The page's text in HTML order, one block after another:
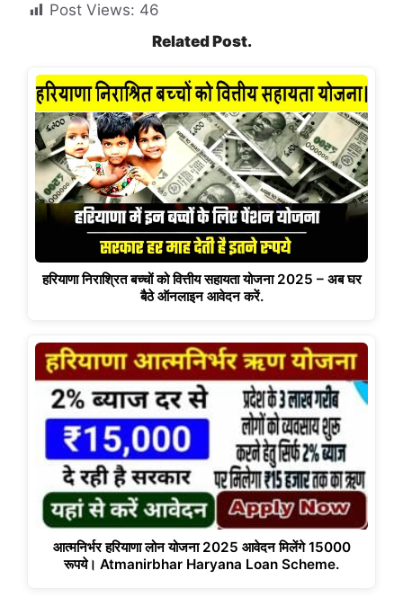
Post Views: 46
Related Post.
हरियाणा निराश्रित बच्चों को वित्तीय सहायता योजना 2025 – अब घर
बैठे ऑनलाइन आवेदन करें.
आत्मनिर्भर हरियाणा लोन योजना 2025 आवेदन मिलेंगे 15000
रूपये। Atmanirbhar Haryana Loan Scheme.